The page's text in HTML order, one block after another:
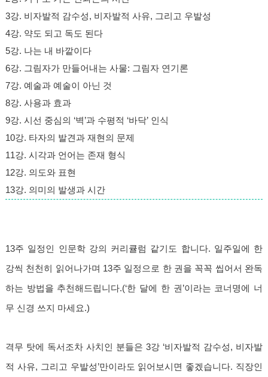
3강. 비자발적 감수성, 비자발적 사유, 그리고 우발성
4강. 약도 되고 독도 된다
5강. 나는 내 바깥이다
6강. 그림자가 만들어내는 사물: 그림자 연기론
7강. 예술과 예술이 아닌 것
8강. 사용과 효과
9강. 시선 중심의 ‘벽’과 수평적 ‘바닥’ 인식
10강. 타자의 발견과 재현의 문제
11강. 시각과 언어는 존재 형식
12강. 의도와 표현
13강. 의미의 발생과 시간
13주 일정인 인문학 강의 커리큘럼 같기도 합니다. 일주일에 한
강씩 천천히 읽어나가며 13주 일정으로 한 권을 꼭꼭 씹어서 완독
하는 방법을 추천해드립니다.(‘한 달에 한 권’이라는 코너명에 너
무 신경 쓰지 마세요.)
격무 탓에 독서조차 사치인 분들은 3강 ‘비자발적 감수성, 비자발
적 사유, 그리고 우발성’만이라도 읽어보시면 좋겠습니다. 직장인